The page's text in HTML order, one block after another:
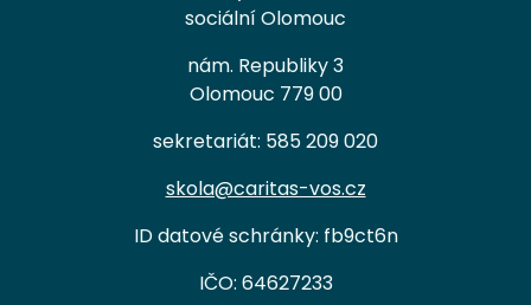
sociální Olomouc
nám. Republiky 3
Olomouc 779 00
sekretariát: 585 209 020
skola@caritas-vos.cz
ID datové schránky: fb9ct6n
IČO: 64627233